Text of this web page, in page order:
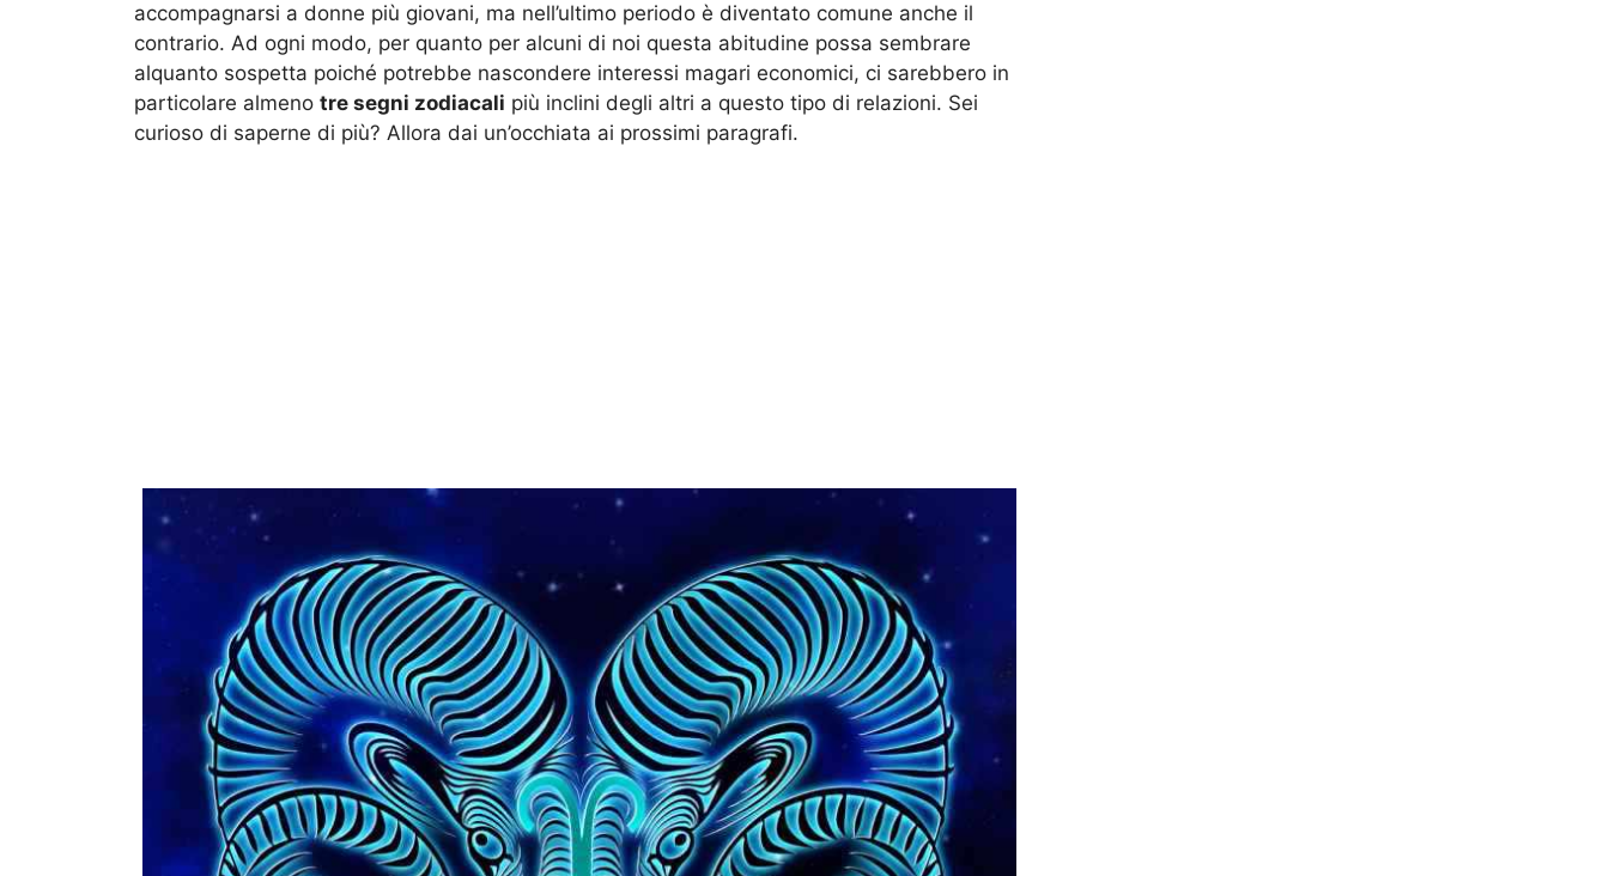
accompagnarsi a donne più giovani, ma nell’ultimo periodo è diventato comune anche il
contrario. Ad ogni modo, per quanto per alcuni di noi questa abitudine possa sembrare
alquanto sospetta poiché potrebbe nascondere interessi magari economici, ci sarebbero in
particolare almeno tre segni zodiacali più inclini degli altri a questo tipo di relazioni. Sei
curioso di saperne di più? Allora dai un’occhiata ai prossimi paragrafi.